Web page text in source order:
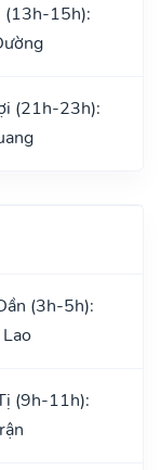
(13h-15h):
(21h-23h):
(3h-5h):
(9h-11h):